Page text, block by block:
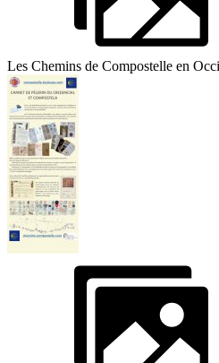
Les Chemins de Compostelle en